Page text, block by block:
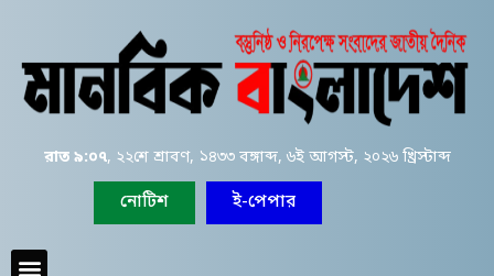
রাত ৯:০৭, ২২শে শ্রাবণ, ১৪৩৩ বঙ্গাব্দ, ৬ই আগস্ট, ২০২৬ খ্রিস্টাব্দ
নোটিশ ই-পেপার